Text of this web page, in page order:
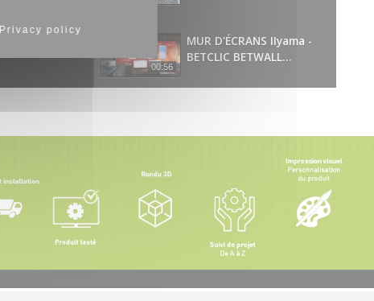
00:56
MUR D'ÉCRANS IIyama -
BETCLIC BETWALL...
00:58
00:58
MUR D'IMAGES 4K
MUR D'IMAGES :
présentation
Privacy policy